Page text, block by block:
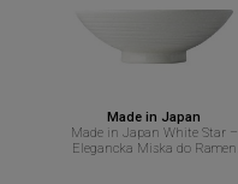
Made in Japan
Made in Japan White Star –
Elegancka Miska do Ramen